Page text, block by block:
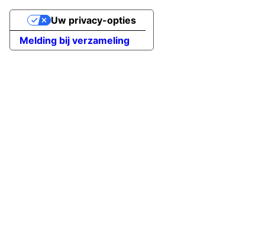
Melding bij verzameling
Uw privacy-opties